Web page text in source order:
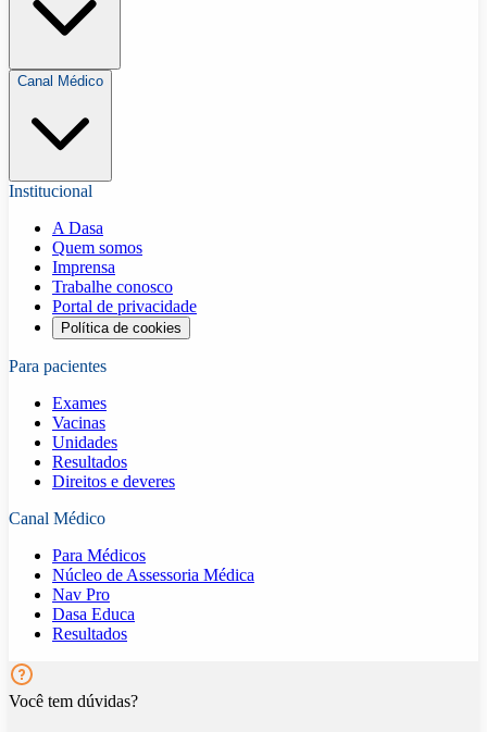
Canal Médico
Institucional
A Dasa
Quem somos
Imprensa
Trabalhe conosco
Portal de privacidade
Política de cookies
Para pacientes
Exames
Vacinas
Unidades
Resultados
Direitos e deveres
Canal Médico
Para Médicos
Núcleo de Assessoria Médica
Nav Pro
Dasa Educa
Resultados
Você tem dúvidas?